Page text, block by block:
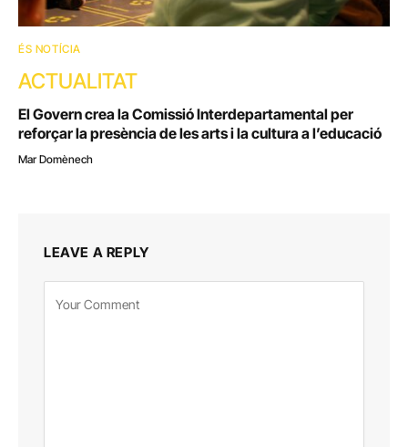
ÉS NOTÍCIA
ACTUALITAT
El Govern crea la Comissió Interdepartamental per
reforçar la presència de les arts i la cultura a l’educació
Mar Domènech
LEAVE A REPLY